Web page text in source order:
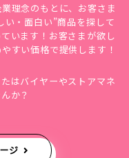
理念のもとに、お客さま
い・面白い”商品を探して
います！お客さまが欲し
すい価格で提供します！
はバイヤーやストアマネ
か？
ジ